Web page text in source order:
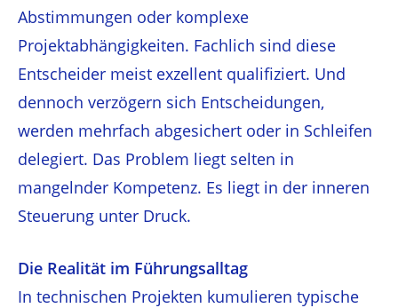
Abstimmungen oder komplexe
Projektabhängigkeiten. Fachlich sind diese
Entscheider meist exzellent qualifiziert. Und
dennoch verzögern sich Entscheidungen,
werden mehrfach abgesichert oder in Schleifen
delegiert. Das Problem liegt selten in
mangelnder Kompetenz. Es liegt in der inneren
Steuerung unter Druck.
Die Realität im Führungsalltag
In technischen Projekten kumulieren typische